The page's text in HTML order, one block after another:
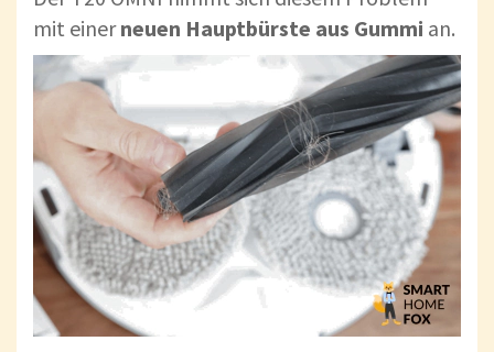
mit einerneuen Hauptbürste aus Gummi an.